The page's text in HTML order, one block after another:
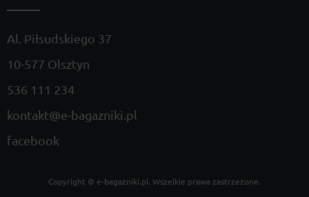
Al. Piłsudskiego 37
10-577 Olsztyn
536 111 234
kontakt@e-bagazniki.pl
facebook
Copyright © e-bagazniki.pl. Wszelkie prawa zastrzeżone.